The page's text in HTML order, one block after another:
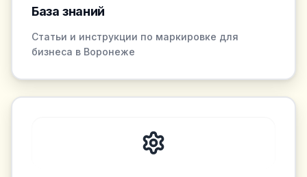
База знаний
Статьи и инструкции по маркировке для
бизнеса в Воронеже